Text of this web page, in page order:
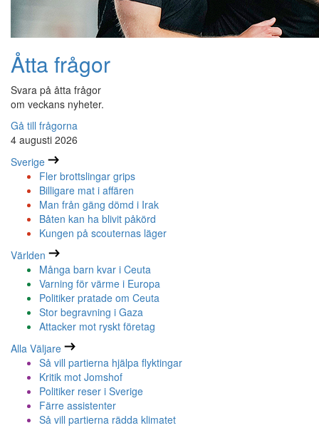
Åtta frågor
Svara på åtta frågor
om veckans nyheter.
Gå till frågorna
4 augusti 2026
Sverige
Fler brottslingar grips
Billigare mat i affären
Man från gäng dömd i Irak
Båten kan ha blivit påkörd
Kungen på scouternas läger
Världen
Många barn kvar i Ceuta
Varning för värme i Europa
Politiker pratade om Ceuta
Stor begravning i Gaza
Attacker mot ryskt företag
Alla Väljare
Så vill partierna hjälpa flyktingar
Kritik mot Jomshof
Politiker reser i Sverige
Färre assistenter
Så vill partierna rädda klimatet